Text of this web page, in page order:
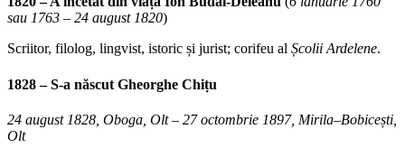
sau 1763 – 24 august 1820)
Scriitor, filolog, lingvist, istoric și jurist; corifeu al Școlii Ardelene.
1828 – S-a născut Gheorghe Chițu
24 august 1828, Oboga, Olt – 27 octombrie 1897, Mirila–Bobicești,
Olt